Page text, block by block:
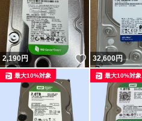
2,190円 いいね！
32,600円
最大10%対象 最大10%対象